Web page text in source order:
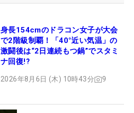
身長154cmのドラコン女子が大会
で2階級制覇！「40°近い気温」の
激闘後は“2日連続もつ鍋”でスタミ
ナ回復!?
2026年8月6日 (木) 10時43分 9